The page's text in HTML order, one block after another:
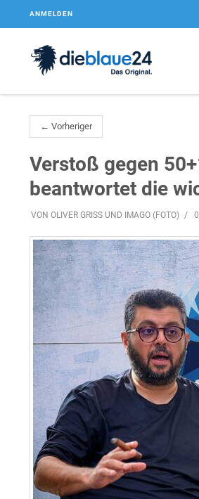
ANMELDEN
← Vorheriger
Verstoß gegen
beantwortet die
VON OLIVER GRISS UND IMAGO (FOTO)